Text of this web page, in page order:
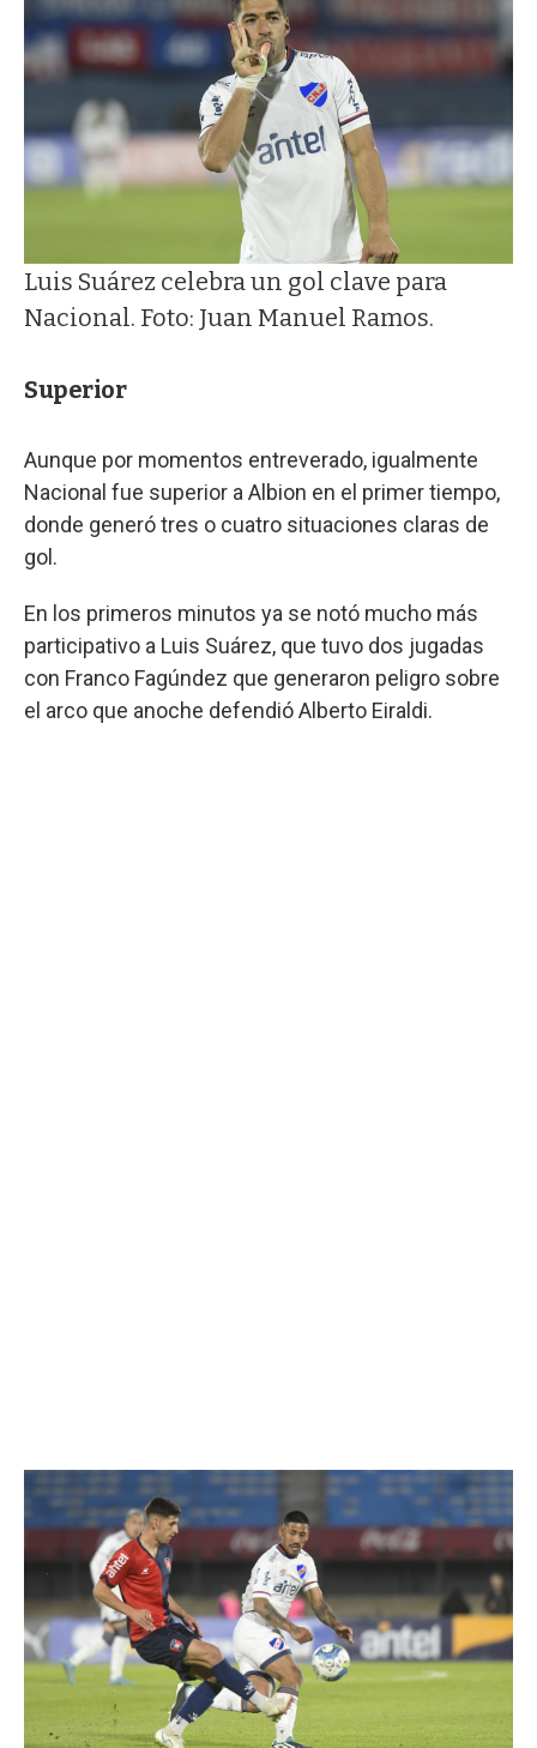
Luis Suárez celebra un gol clave para
Nacional. Foto: Juan Manuel Ramos.
Superior
Aunque por momentos entreverado, igualmente
Nacional fue superior a Albion en el primer tiempo,
donde generó tres o cuatro situaciones claras de
gol.
En los primeros minutos ya se notó mucho más
participativo a Luis Suárez, que tuvo dos jugadas
con Franco Fagúndez que generaron peligro sobre
el arco que anoche defendió Alberto Eiraldi.